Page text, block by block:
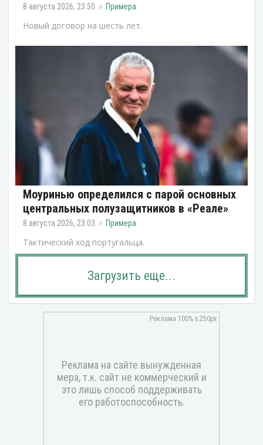
8 августа 2026, 23:50 Примера
Новый договор на шесть лет.
Моуринью определился с парой основных
центральных полузащитников в «Реале»
8 августа 2026, 23:03 Примера
Тактический ход португальца.
Загрузить еще...